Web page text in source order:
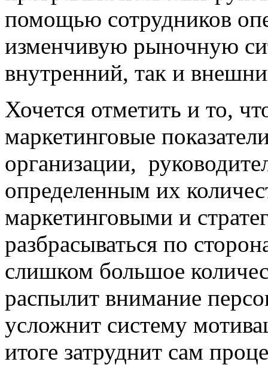
помощью сотрудников
изменчивую рыночную
внутренний, так и
Хочется отметить и то,
маркетинговые
организации,
определенным их
маркетинговыми и
разбрасываться по
слишком большое
распылит внимание
усложнит систему
итоге затруднит сам